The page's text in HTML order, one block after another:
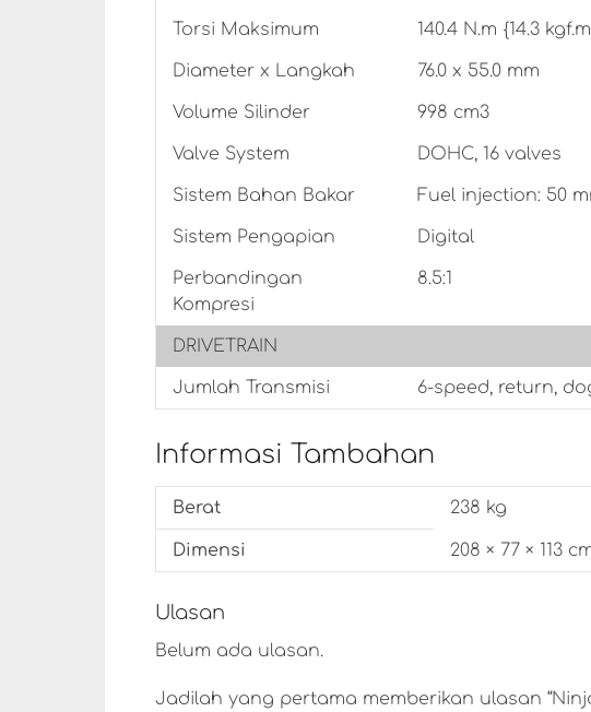
Torsi Maksimum 140.4 N.m {14.3
Diameter x Langkah 76.0 x 55.0 mm
Volume Silinder 998 cm3
Valve System DOHC, 16 valves
Sistem Bahan Bakar Fuel injection: 50
Sistem Pengapian Digital
Perbandingan
Kompresi
8.5:1
DRIVETRAIN
Jumlah Transmisi 6-speed, return,
Informasi Tambahan
Berat 238 kg
Dimensi 208 × 77 × 113
Ulasan
Belum ada ulasan.
Jadilah yang pertama memberikan ulasan